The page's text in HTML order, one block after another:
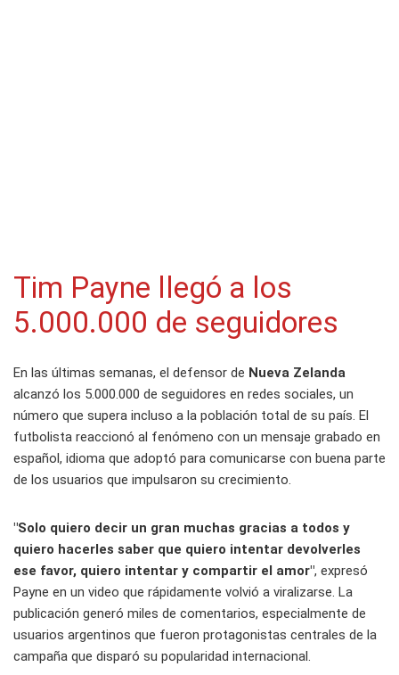
Tim Payne llegó a los
5.000.000 de seguidores
En las últimas semanas, el defensor de Nueva Zelanda
alcanzó los 5.000.000 de seguidores en redes sociales, un
número que supera incluso a la población total de su país. El
futbolista reaccionó al fenómeno con un mensaje grabado en
español, idioma que adoptó para comunicarse con buena parte
de los usuarios que impulsaron su crecimiento.
"Solo quiero decir un gran muchas gracias a todos y
quiero hacerles saber que quiero intentar devolverles
ese favor, quiero intentar y compartir el amor", expresó
Payne en un video que rápidamente volvió a viralizarse. La
publicación generó miles de comentarios, especialmente de
usuarios argentinos que fueron protagonistas centrales de la
campaña que disparó su popularidad internacional.